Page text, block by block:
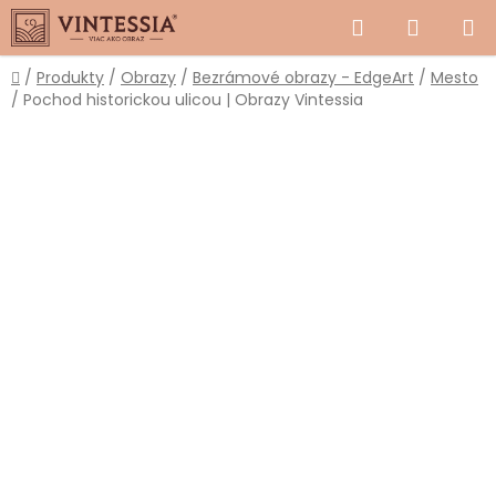
Prejsť
na
obsah
Hľadať
KOŠÍK
Domov
/ Produkty / Obrazy / Bezrámové obrazy - EdgeArt / Mesto
/ Pochod historickou ulicou | Obrazy Vintessia